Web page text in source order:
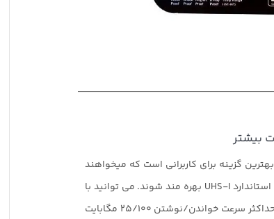
کارت حافظه UHS-I سری Premier بهترین گزینه برای کاربرانی است که میخواهند
با هزینه ای معقول از قابلیت های استاندارد UHS-I بهره مند شوند. می توانید با
بهره مندی از استاندارد SD 3.0 از حداکثر سرعت خواندن/نوشتن ۲۵/۱۰۰ مگابایت